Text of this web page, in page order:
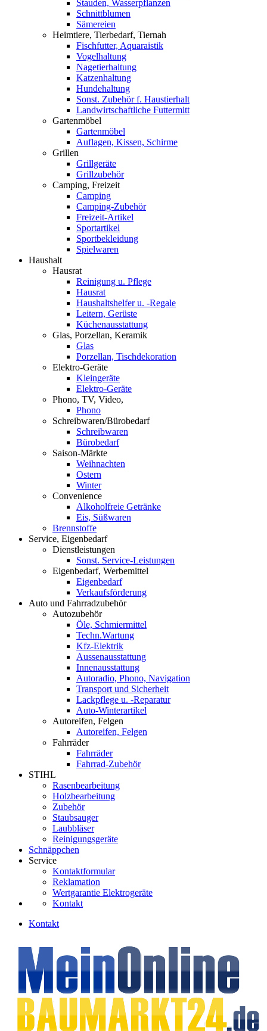
Stauden, Wasserpflanzen
Schnittblumen
Sämereien
Heimtiere, Tierbedarf, Tiernah
Fischfutter, Aquaraistik
Vogelhaltung
Nagetierhaltung
Katzenhaltung
Hundehaltung
Sonst. Zubehör f. Haustierhalt
Landwirtschaftliche Futtermitt
Gartenmöbel
Gartenmöbel
Auflagen, Kissen, Schirme
Grillen
Grillgeräte
Grillzubehör
Camping, Freizeit
Camping
Camping-Zubehör
Freizeit-Artikel
Sportartikel
Sportbekleidung
Spielwaren
Haushalt
Hausrat
Reinigung u. Pflege
Hausrat
Haushaltshelfer u. -Regale
Leitern, Gerüste
Küchenausstattung
Glas, Porzellan, Keramik
Glas
Porzellan, Tischdekoration
Elektro-Geräte
Kleingeräte
Elektro-Geräte
Phono, TV, Video,
Phono
Schreibwaren/Bürobedarf
Schreibwaren
Bürobedarf
Saison-Märkte
Weihnachten
Ostern
Winter
Convenience
Alkoholfreie Getränke
Eis, Süßwaren
Brennstoffe
Service, Eigenbedarf
Dienstleistungen
Sonst. Service-Leistungen
Eigenbedarf, Werbemittel
Eigenbedarf
Verkaufsförderung
Auto und Fahrradzubehör
Autozubehör
Öle, Schmiermittel
Techn.Wartung
Kfz-Elektrik
Aussenausstattung
Innenausstattung
Autoradio, Phono, Navigation
Transport und Sicherheit
Lackpflege u. -Reparatur
Auto-Winterartikel
Autoreifen, Felgen
Autoreifen, Felgen
Fahrräder
Fahrräder
Fahrrad-Zubehör
STIHL
Rasenbearbeitung
Holzbearbeitung
Zubehör
Staubsauger
Laubbläser
Reinigungsgeräte
Schnäppchen
Service
Kontaktformular
Reklamation
Wertgarantie Elektrogeräte
Kontakt
Kontakt